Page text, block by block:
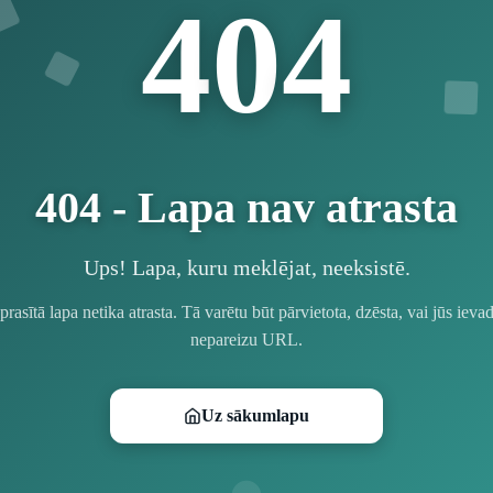
404
404 - Lapa nav atrasta
Ups! Lapa, kuru meklējat, neeksistē.
lapa netika atrasta. Tā varētu būt pārvietota, dzēsta, vai jūs
nepareizu URL.
Uz sākumlapu